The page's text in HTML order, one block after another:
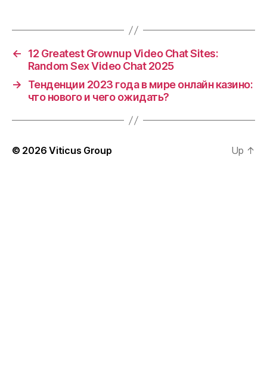
←
12 Greatest Grownup Video Chat Sites:
Random Sex Video Chat 2025
→
Тенденции 2023 года в мире онлайн казино:
что нового и чего ожидать?
© 2026Viticus Group Up ↑